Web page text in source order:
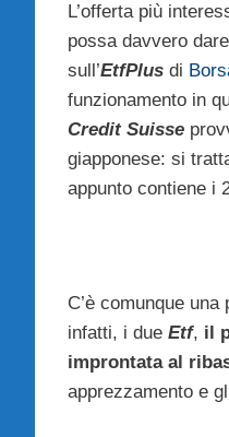
L’offerta più
possa davvero dare
sull’EtfPlus di
funzionamento in
Credit Suisse
giapponese: si
appunto contiene i
C’è comunque
infatti, i due Etf, il
improntata al
apprezzamento e